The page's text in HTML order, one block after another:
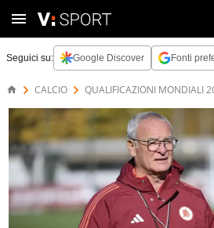
Seguici su: Google Discover Fonti
CALCIO QUALIFICAZIONI MONDIALI